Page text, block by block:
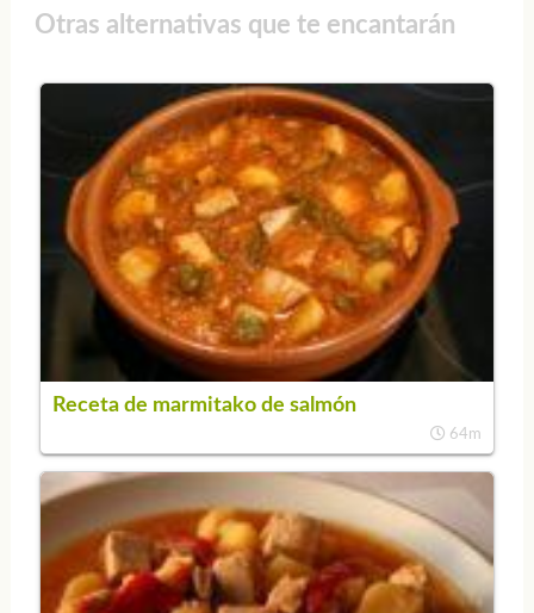
Otras alternativas que te encantarán
Receta de marmitako de salmón
64m